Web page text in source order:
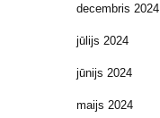
decembris 2024
jūlijs 2024
jūnijs 2024
maijs 2024